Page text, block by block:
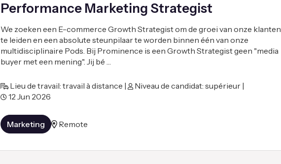
Performance Marketing Strategist
We zoeken een E-commerce Growth Strategist om de groei van onze klanten
te leiden en een absolute steunpilaar te worden binnen één van onze
multidisciplinaire Pods. Bij Prominence is een Growth Strategist geen "media
buyer met een mening". Jij bé …
Lieu de travail: travail à distance |
Niveau de candidat: supérieur |
12 Jun 2026
Marketing Remote